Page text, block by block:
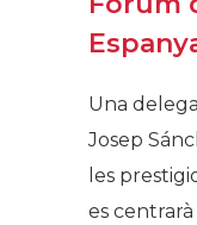
Una
Josep
les
es